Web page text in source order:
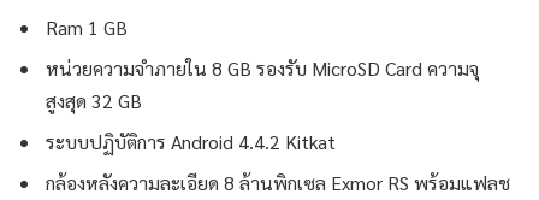
Ram 1 GB
หน่วยความจำภายใน 8 GB รองรับ MicroSD Card ความจุ
สูงสุด 32 GB
ระบบปฏิบัติการ Android 4.4.2 Kitkat
กล้องหลังความละเอียด 8 ล้านพิกเซล Exmor RS พร้อมแฟลช